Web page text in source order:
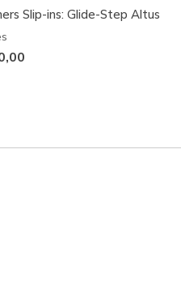
Slip-ins: Glide-Step Altus